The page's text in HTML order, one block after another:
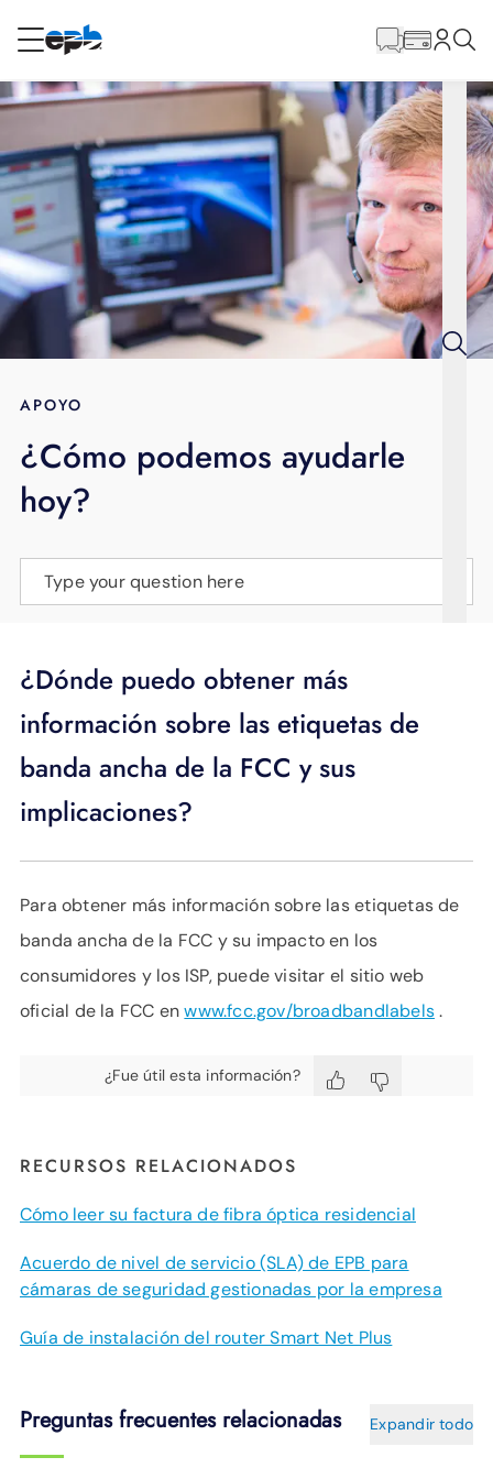
RESIDENCIAL
Internet
Energía
Televisión
BLOG
APOYO
principal
APOYO
¿Cómo podemos ayudarle
hoy?
Type your question here
¿Dónde puedo obtener más
información sobre las etiquetas de
banda ancha de la FCC y sus
implicaciones?
Para obtener más información sobre las etiquetas de
banda ancha de la FCC y su impacto en los
consumidores y los ISP, puede visitar el sitio web
oficial de la FCC enwww.fcc.gov/broadbandlabels.
¿Fue útil esta información?
RECURSOS RELACIONADOS
Cómo leer su factura de fibra óptica residencial
Acuerdo de nivel de servicio (SLA) de EPB para
cámaras de seguridad gestionadas por la empresa
Guía de instalación del router Smart Net Plus
Preguntas frecuentes relacionadas Expandir todo